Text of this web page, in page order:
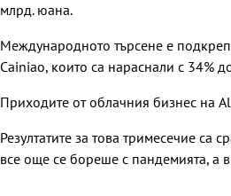
млрд. юана.
Международното търсене е
Cainiao, които са нараснали с 34%
Приходите от облачния бизнес на
Резултатите за това тримесечие са
все още се бореше с пандемията, а